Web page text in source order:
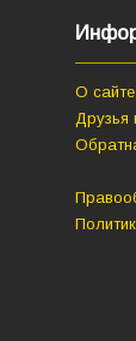
О сайте
Друзья